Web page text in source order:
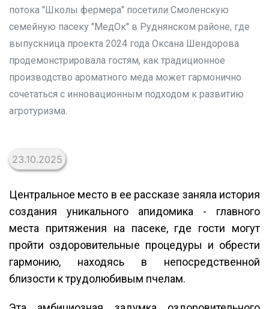
потока "Школы фермера" посетили Смоленскую
семейную пасеку "МедОк" в Руднянском районе, где
выпускница проекта 2024 года Оксана Шендорова
продемонстрировала гостям, как традиционное
производство ароматного меда может гармонично
сочетаться с инновационным подходом к развитию
агротуризма.
23.10.2025
Центральное место в ее рассказе заняла история
создания уникального апидомика - главного
места притяжения на пасеке, где гости могут
пройти оздоровительные процедуры и обрести
гармонию, находясь в непосредственной
близости к трудолюбивым пчелам.